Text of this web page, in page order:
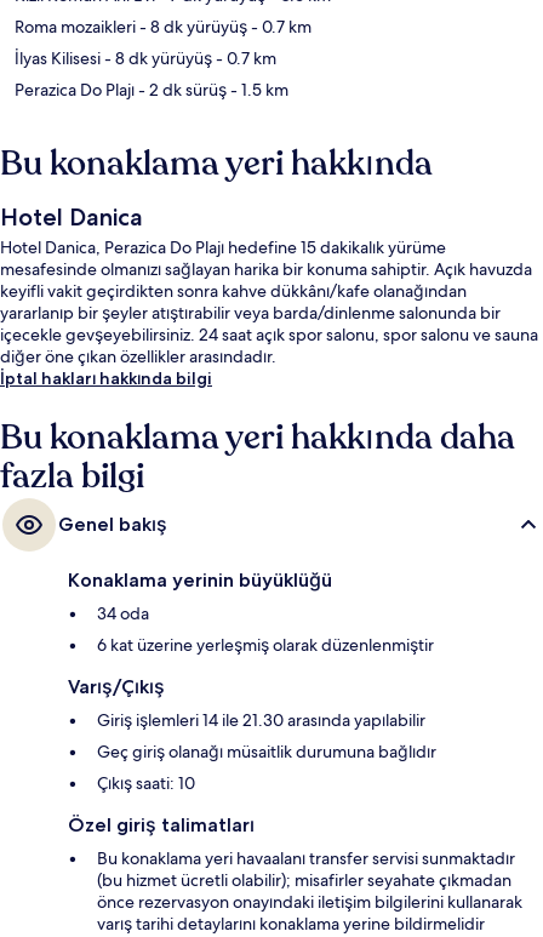
Roma mozaikleri- 8 dk yürüyüş- 0.7 km
İlyas Kilisesi- 8 dk yürüyüş- 0.7 km
Perazica Do Plajı- 2 dk sürüş- 1.5 km
Bu konaklama yeri hakkında
Hotel Danica
Hotel Danica, Perazica Do Plajı hedefine 15 dakikalık yürüme
mesafesinde olmanızı sağlayan harika bir konuma sahiptir. Açık havuzda
keyifli vakit geçirdikten sonra kahve dükkânı/kafe olanağından
yararlanıp bir şeyler atıştırabilir veya barda/dinlenme salonunda bir
içecekle gevşeyebilirsiniz. 24 saat açık spor salonu, spor salonu ve sauna
diğer öne çıkan özellikler arasındadır.
İptal hakları hakkında bilgi
Bu konaklama yeri hakkında daha
fazla bilgi
Genel bakış
Konaklama yerinin büyüklüğü
34 oda
6 kat üzerine yerleşmiş olarak düzenlenmiştir
Varış/Çıkış
Giriş işlemleri 14 ile 21.30 arasında yapılabilir
Geç giriş olanağı müsaitlik durumuna bağlıdır
Çıkış saati: 10
Özel giriş talimatları
Bu konaklama yeri havaalanı transfer servisi sunmaktadır
(bu hizmet ücretli olabilir); misafirler seyahate çıkmadan
önce rezervasyon onayındaki iletişim bilgilerini kullanarak
varış tarihi detaylarını konaklama yerine bildirmelidir